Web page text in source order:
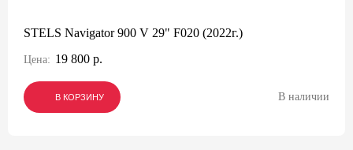
STELS Navigator 900 V 29" F020 (2022г.)
Цена: 19 800 р.
В КОРЗИНУ
В КОРЗИНУ
В КОРЗИНУ В наличии